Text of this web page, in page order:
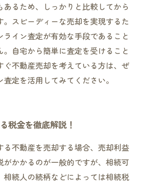
あるため、しっかりと比較してから
スピーディーな売却を実現するた
ライン査定が有効な手段であること
。自宅から簡単に査定を受けること
ぐ不動産売却を考えている方は、ぜ
定を活用してみてください。
税金を徹底解説！
る不動産を売却する場合、売却利益
がかかるのが一般的ですが、相続可
相続人の続柄などによっては相続税